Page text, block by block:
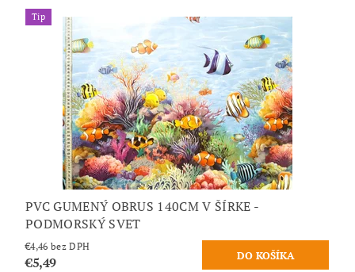
Tip
PVC GUMENÝ OBRUS 140CM V ŠÍRKE -
PODMORSKÝ SVET
€4,46 bez DPH
€5,49